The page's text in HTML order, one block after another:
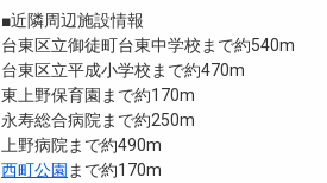
■近隣周辺施設情報
台東区立御徒町台東中学校まで約540m
台東区立平成小学校まで約470m
東上野保育園まで約170m
永寿総合病院まで約250m
上野病院まで約490m
西町公園 まで約170m